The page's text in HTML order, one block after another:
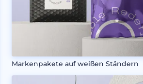
Markenpakete auf weißen Ständern